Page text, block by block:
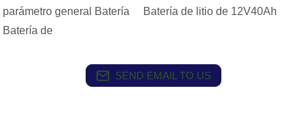
parámetro general Batería Batería de litio de 12V40Ah
Batería de
SEND EMAIL TO US